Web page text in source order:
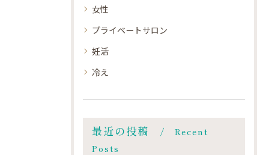
女性
プライベートサロン
妊活
冷え
最近の投稿
Recent
Posts